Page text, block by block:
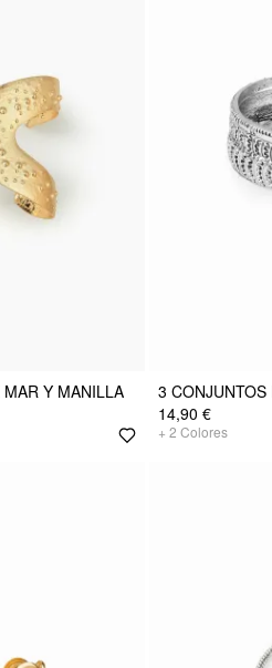
Y MANILLA
3 CONJUNTOS
14,90 €
+ 2 Colores